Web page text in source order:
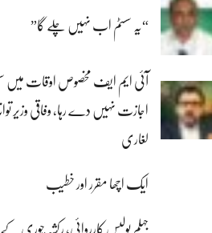
“یہ سسٹم اب نہیں چلے گا”
آئی ایم ایف مخصوص اوقات میں
اجازت نہیں دے رہا، وفاقی وزیر
لغاری
ایک اچھا مقرر اور خطیب
جہلم پولیس کارروائی، رکشہ چوری